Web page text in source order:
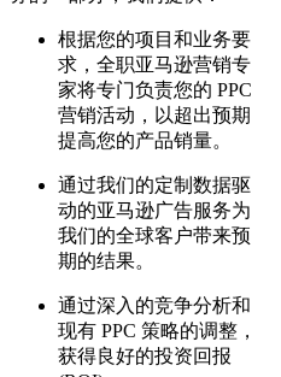
根据您的项目和业务要
求，全职亚马逊营销专
家将专门负责您的 PPC
营销活动，以超出预期
提高您的产品销量。
通过我们的定制数据驱
动的亚马逊广告服务为
我们的全球客户带来预
期的结果。
通过深入的竞争分析和
现有 PPC 策略的调整，
获得良好的投资回报